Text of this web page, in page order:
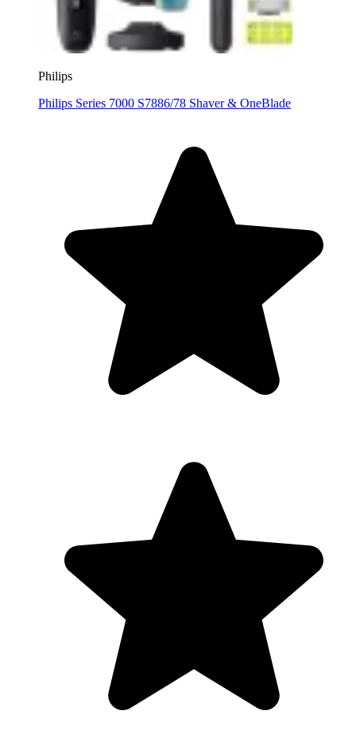
Philips
Philips Series 7000 S7886/78 Shaver & OneBlade